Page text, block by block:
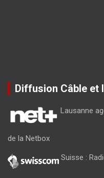
Diffusion Câble et
Lausanne
de la Netbox
Suisse :